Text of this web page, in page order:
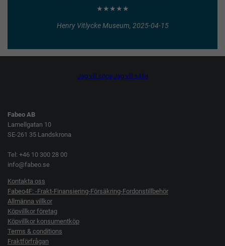
★★★★★
Henry Vitlycke Museum, 2025-04-15
Jag vill köpa Jag vill sälja
Fabeo AB
Lamellgatan 10
SE-261 35 Landskrona
Tel: +46 10 300 28 00
info@fabeo.se
Kontakta oss
Fabeo4F: -Frakt-Finansiering-Försäkring-Fordonstillbehör
Allmänna villkor
Köpvillkor företag
Köpvillkor konsumentköp
Terms & conditions
Fraktförfrågan